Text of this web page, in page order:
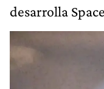
desarrolla